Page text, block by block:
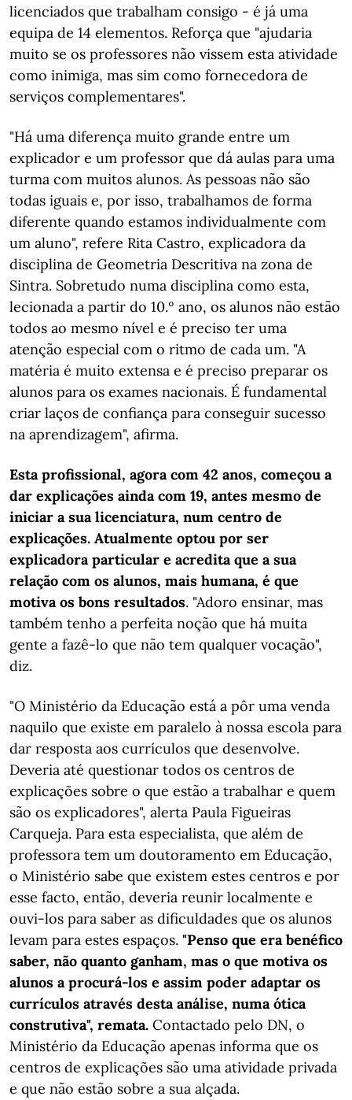
licenciados que trabalham consigo - é já uma
equipa de 14 elementos. Reforça que "ajudaria
muito se os professores não vissem esta atividade
como inimiga, mas sim como fornecedora de
serviços complementares".
"Há uma diferença muito grande entre um
explicador e um professor que dá aulas para uma
turma com muitos alunos. As pessoas não são
todas iguais e, por isso, trabalhamos de forma
diferente quando estamos individualmente com
um aluno", refere Rita Castro, explicadora da
disciplina de Geometria Descritiva na zona de
Sintra. Sobretudo numa disciplina como esta,
lecionada a partir do 10.º ano, os alunos não estão
todos ao mesmo nível e é preciso ter uma
atenção especial com o ritmo de cada um. "A
matéria é muito extensa e é preciso preparar os
alunos para os exames nacionais. É fundamental
criar laços de confiança para conseguir sucesso
na aprendizagem", afirma.
Esta profissional, agora com 42 anos, começou a
dar explicações ainda com 19, antes mesmo de
iniciar a sua licenciatura, num centro de
explicações. Atualmente optou por ser
explicadora particular e acredita que a sua
relação com os alunos, mais humana, é que
motiva os bons resultados. "Adoro ensinar, mas
também tenho a perfeita noção que há muita
gente a fazê-lo que não tem qualquer vocação",
diz.
"O Ministério da Educação está a pôr uma venda
naquilo que existe em paralelo à nossa escola para
dar resposta aos currículos que desenvolve.
Deveria até questionar todos os centros de
explicações sobre o que estão a trabalhar e quem
são os explicadores", alerta Paula Figueiras
Carqueja. Para esta especialista, que além de
professora tem um doutoramento em Educação,
o Ministério sabe que existem estes centros e por
esse facto, então, deveria reunir localmente e
ouvi-los para saber as dificuldades que os alunos
levam para estes espaços. "Penso que era benéfico
saber, não quanto ganham, mas o que motiva os
alunos a procurá-los e assim poder adaptar os
currículos através desta análise, numa ótica
construtiva", remata. Contactado pelo DN, o
Ministério da Educação apenas informa que os
centros de explicações são uma atividade privada
e que não estão sobre a sua alçada.